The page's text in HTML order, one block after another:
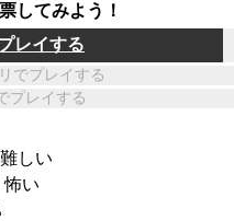
してみよう！
レイする
でプレイする
プレイする
難しい
怖い